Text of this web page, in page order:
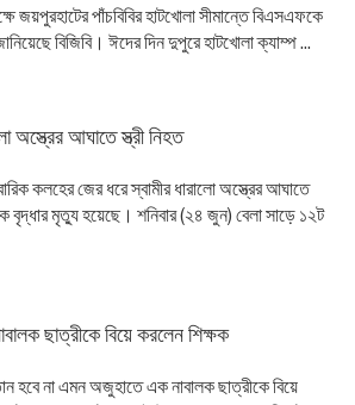
পাঁচবিবির হাটখোলা সীমান্তে বিএসএফকে
বিজিবি। ঈদের দিন দুপুরে হাটখোলা ক্যাম্প ...
অস্ত্রের আঘাতে স্ত্রী নিহত
কলহের জের ধরে স্বামীর ধারালো অস্ত্রের আঘাতে
বৃদ্ধার মৃত্যু হয়েছে। শনিবার (২৪ জুন) বেলা সাড়ে ১২ট
ছাত্রীকে বিয়ে করলেন শিক্ষক
হবে না এমন অজুহাতে এক নাবালক ছাত্রীকে বিয়ে